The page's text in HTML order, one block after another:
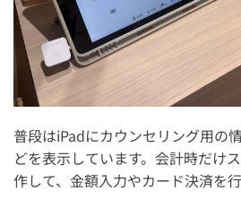
普段はiPadにカウンセリング用の
どを表示しています。会計時だけ
作して、金額入力やカード決済を行